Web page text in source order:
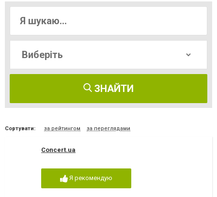
ЗНАЙТИ
Сортувати: за рейтингом за переглядами
Concert.ua
Я рекомендую